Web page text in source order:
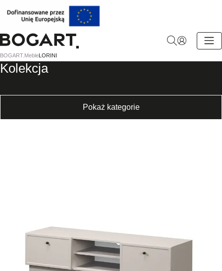
BOGART.
-
Strona
BOGART. MebleLORINI
Kolekcja
Pokaż kategorie